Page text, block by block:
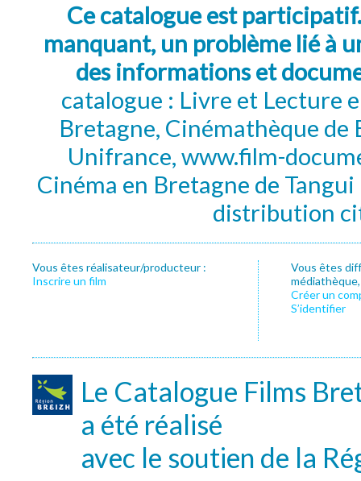
Ce catalogue est
manquant, un problème lié à
des informations et
catalogue : Livre et Lecture
Bretagne, Cinémathèque de
Unifrance, www.film-
Cinéma en Bretagne de
distribution
Vous êtes réalisateur/producteur :
Inscrire un film
Vous êtes
Créer un
S’identifier
Le Catalogue Films
a été réalisé
avec le soutien de la